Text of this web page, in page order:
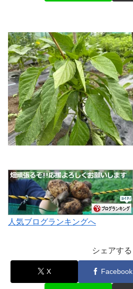
人気ブログランキングへ
シェアする
X Facebook